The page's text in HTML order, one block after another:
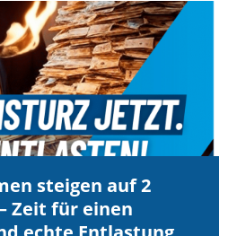
steigen auf 2
Zeit für einen